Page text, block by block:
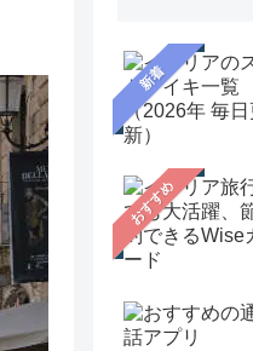
新着
おすすめ